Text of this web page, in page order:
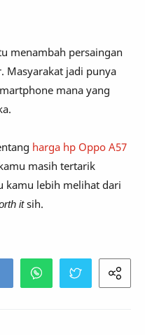
menambah persaingan
Masyarakat jadi punya
mana yang
harga hp Oppo A57
masih tertarik
kamu lebih melihat dari
itsih.